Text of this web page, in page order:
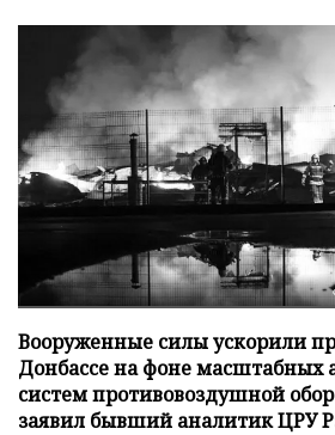
Вооруженные силы ускорили
Донбассе на фоне масштабных
систем противовоздушной
заявил бывший аналитик ЦРУ